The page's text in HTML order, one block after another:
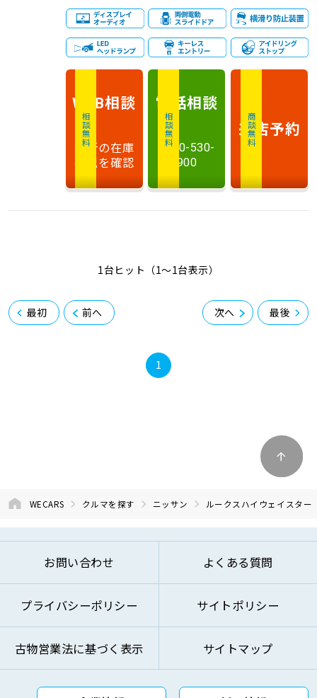
相談無料
WEB相談
最新の在庫
状況を確認
相談無料
電話相談
0120-530-
900
商談無料
来店予約
1台ヒット（1〜1台表示）
最初 前へ
1
次へ 最後
WECARS クルマを探す ニッサン ルークスハイウェイスター
お問い合わせ よくある質問
プライバシーポリシー サイトポリシー
古物営業法に基づく表示 サイトマップ